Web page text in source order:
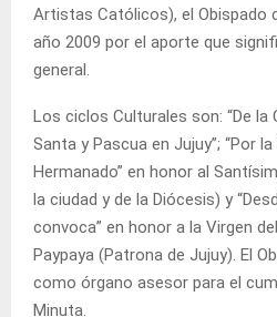
Artistas Católicos), el Obispado
año 2009 por el aporte que
general.
Los ciclos Culturales son: “De la
Santa y Pascua en Jujuy”; “Por
Hermanado” en honor al
la ciudad y de la Diócesis) y
convoca” en honor a la Virgen
Paypaya (Patrona de Jujuy). El
como órgano asesor para el
Minuta.